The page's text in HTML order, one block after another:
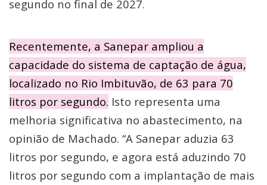
segundo no final de 2027.
Recentemente, a Sanepar ampliou a
capacidade do sistema de captação de água,
localizado no Rio Imbituvão, de 63 para 70
litros por segundo. Isto representa uma
melhoria significativa no abastecimento, na
opinião de Machado. “A Sanepar aduzia 63
litros por segundo, e agora está aduzindo 70
litros por segundo com a implantação de mais